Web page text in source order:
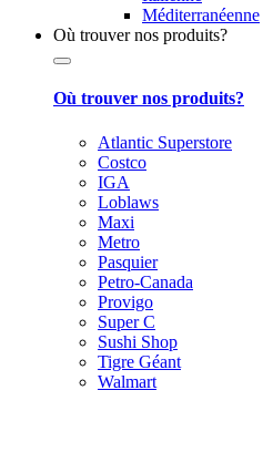
Méditerranéenne
Où trouver nos produits?
Où trouver nos produits?
Atlantic Superstore
Costco
IGA
Loblaws
Maxi
Metro
Pasquier
Petro-Canada
Provigo
Super C
Sushi Shop
Tigre Géant
Walmart